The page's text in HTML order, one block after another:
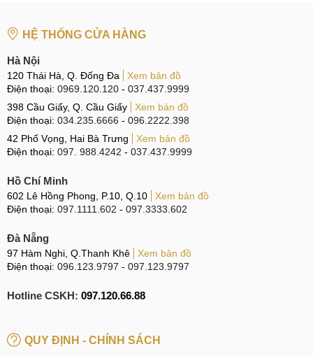
HỆ THỐNG CỬA HÀNG
Hà Nội
120 Thái Hà, Q. Đống Đa
Xem bản đồ
Điện thoại: 0969.120.120 - 037.437.9999
398 Cầu Giấy, Q. Cầu Giấy
Xem bản đồ
Điện thoại: 034.235.6666 - 096.2222.398
42 Phố Vọng, Hai Bà Trưng
Xem bản đồ
Điện thoại: 097. 988.4242 - 037.437.9999
Hồ Chí Minh
602 Lê Hồng Phong, P.10, Q.10
Xem bản đồ
Điện thoại: 097.1111.602 - 097.3333.602
Đà Nẵng
97 Hàm Nghi, Q.Thanh Khê
Xem bản đồ
Điện thoại: 096.123.9797 - 097.123.9797
Hotline CSKH: 097.120.66.88
QUY ĐỊNH - CHÍNH SÁCH